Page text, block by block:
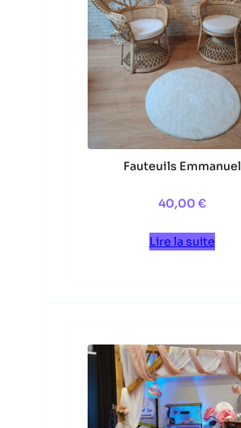
Fauteuils Emmanuel
40,00 €
Lire la suite